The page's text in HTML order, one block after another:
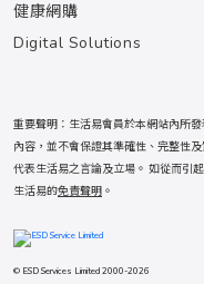
健康網購
Digital Solutions
重要聲明：生活易會員於本網站內所
內容，並不會保證其準確性、完整性
代表生活易之言論及立場。 如從而引
生活易的免責聲明 。
© ESD Services Limited 2000-2026